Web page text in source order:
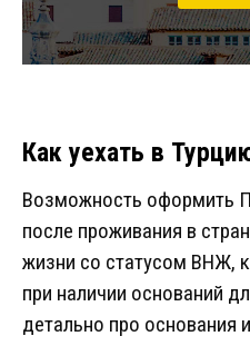
Как уехать в
Возможность оформить
после проживания в
жизни со статусом ВНЖ,
при наличии оснований
детально про основания